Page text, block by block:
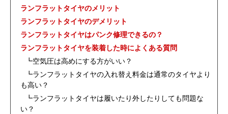
ランフラットタイヤのメリット
ランフラットタイヤのデメリット
ランフラットタイヤはパンク修理できるの？
ランフラットタイヤを装着した時によくある質問
┗空気圧は高めにする方がいい？
┗ランフラットタイヤの入れ替え料金は通常のタイヤより
も高い？
┗ランフラットタイヤは履いたり外したりしても問題な
い？